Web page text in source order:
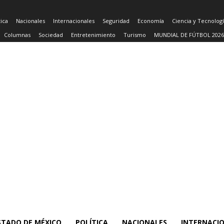
Nacionales Internacionales Seguridad Economía
Ciencia y
Columnas
Sociedad Entretenimiento Turismo MUNDIAL DE FÚTBOL 2026